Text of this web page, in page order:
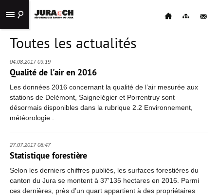
ACCUEIL
STATISTIQUES
PUBLICATIONS
LIENS
UTILES
NAVIGATION
Toutes les actualités
04.08.2017 09:19
Qualité de l'air en 2016
Les données 2016 concernant la qualité de l’air mesurée aux
stations de Delémont, Saignelégier et Porrentruy sont
désormais disponibles dans la rubrique 2.2 Environnement,
météorologie .
27.07.2017 08:47
Statistique forestière
Selon les derniers chiffres publiés, les surfaces forestières du
canton du Jura se montent à 37'135 hectares en 2016. Parmi
ces dernières, près d’un quart appartient à des propriétaires